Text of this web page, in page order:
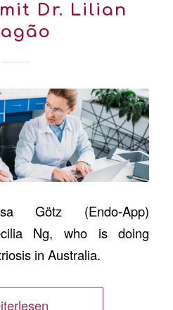
Dr. Lilian
Götz (Endo-App)
Ng, who is doing
in Australia.